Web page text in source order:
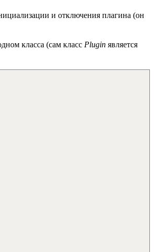
и отключения плагина (он
класса (сам класс Plugin является